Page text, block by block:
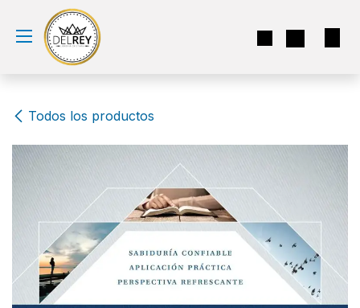
Ir al contenido
Todos los productos